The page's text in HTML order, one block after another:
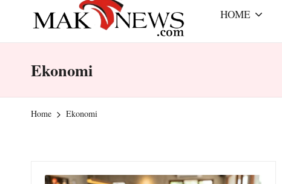
a
k
dengan
HOME
Ekonomi
Home Ekonomi